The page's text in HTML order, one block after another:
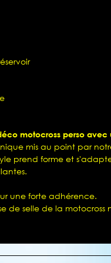
motocross perso
mis au point par
prend forme et s'adapte
une forte adhérence.
de selle de la motocross